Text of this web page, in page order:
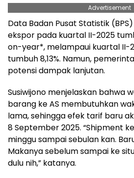
Advertisement
Data Badan Pusat Statistik
ekspor pada kuartal II-2025
on-year*, melampaui kuartal II-
tumbuh 8,13%. Namun,
potensi dampak lanjutan.
Susiwijono menjelaskan bahwa
barang ke AS membutuhkan
lama, sehingga efek tarif baru
8 September 2025. “Shipment
minggu sampai sebulan kan.
Makanya sebelum sampai ke
dulu nih,” katanya.